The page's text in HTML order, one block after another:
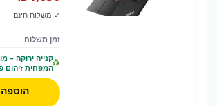
✓ משלוח חינם
זמן משלוח
קנייה ירוקה –
המפחית זיהום